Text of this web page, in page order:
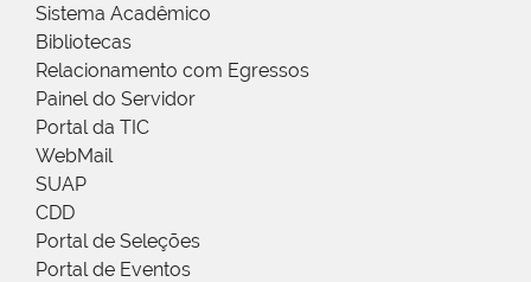
Sistema Acadêmico
Bibliotecas
Relacionamento com Egressos
Painel do Servidor
Portal da TIC
WebMail
SUAP
CDD
Portal de Seleções
Portal de Eventos